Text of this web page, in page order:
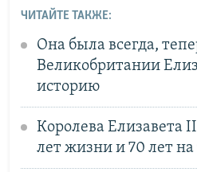
ЧИТАЙТЕ ТАКЖЕ:
Она была всегда,
Великобритании
историю
Королева Елизавета
лет жизни и 70 лет на